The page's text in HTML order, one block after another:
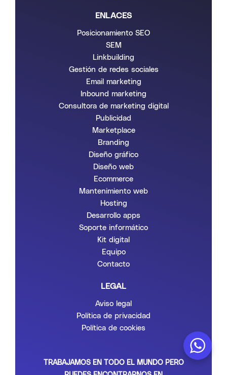
ENLACES
Posicionamiento SEO
SEM
Linkbuilding
Gestión de redes sociales
Email marketing
Inbound marketing
Consultora de marketing digital
Publicidad
Marketplace
Branding
Diseño gráfico
Diseño web
Ecommerce
Mantenimiento web
Hosting
Desarrollo apps
Soporte informático
Kit digital
Equipo
Contacto
LEGAL
Aviso legal
Política de privacidad
Política de cookies
TRABAJAMOS EN TODO EL MUNDO PERO